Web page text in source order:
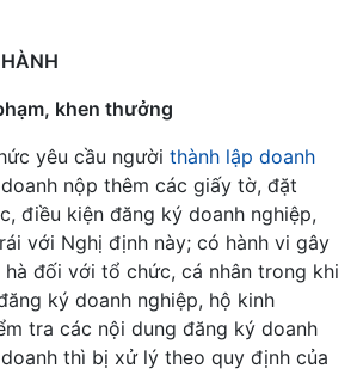
khen thưởng
yêu cầu người thành lập doanh
nộp thêm các giấy tờ, đặt
điều kiện đăng ký doanh nghiệp,
với Nghị định này; có hành vi gây
hà đối với tổ chức, cá nhân trong khi
ký doanh nghiệp, hộ kinh
tra các nội dung đăng ký doanh
thì bị xử lý theo quy định của